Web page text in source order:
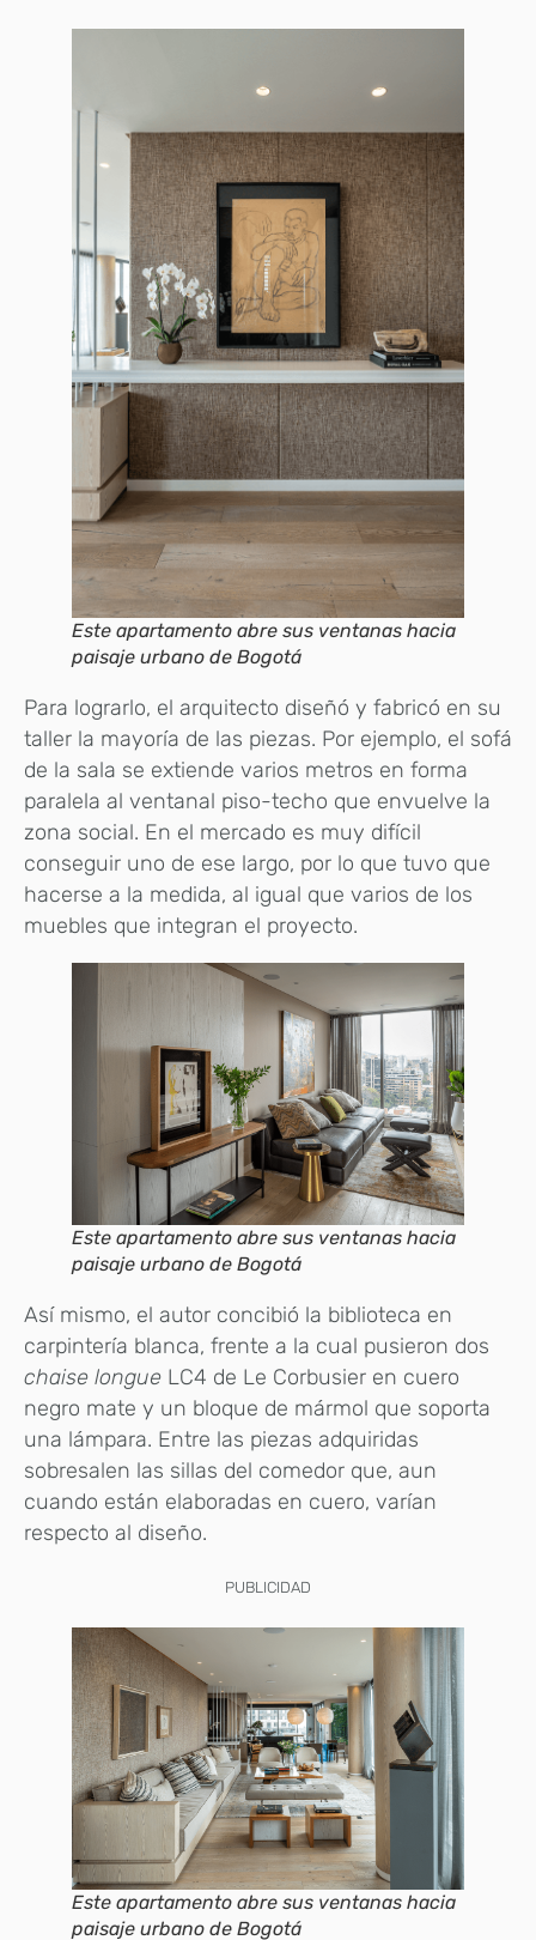
Este apartamento abre sus ventanas hacia
paisaje urbano de Bogotá
Para lograrlo, el arquitecto diseñó y fabricó en su
taller la mayoría de las piezas. Por ejemplo, el sofá
de la sala se extiende varios metros en forma
paralela al ventanal piso-techo que envuelve la
zona social. En el mercado es muy difícil
conseguir uno de ese largo, por lo que tuvo que
hacerse a la medida, al igual que varios de los
muebles que integran el proyecto.
Este apartamento abre sus ventanas hacia
paisaje urbano de Bogotá
Así mismo, el autor concibió la biblioteca en
carpintería blanca, frente a la cual pusieron dos
chaise longue LC4 de Le Corbusier en cuero
negro mate y un bloque de mármol que soporta
una lámpara. Entre las piezas adquiridas
sobresalen las sillas del comedor que, aun
cuando están elaboradas en cuero, varían
respecto al diseño.
PUBLICIDAD
Este apartamento abre sus ventanas hacia
paisaje urbano de Bogotá